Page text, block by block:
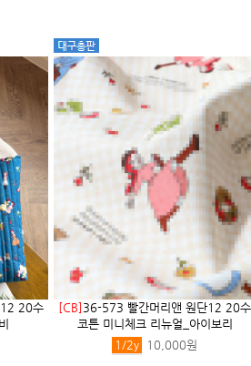
20수
[CB] 36-573 빨간머리앤 원단12 20수
코튼 미니체크 리뉴얼_아이보리
1/2y 10,000원